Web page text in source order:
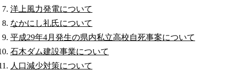
洋上風力発電について
なかにし礼氏について
平成29年4月発生の県内私立高校自死事案について
石木ダム建設事業について
人口減少対策について